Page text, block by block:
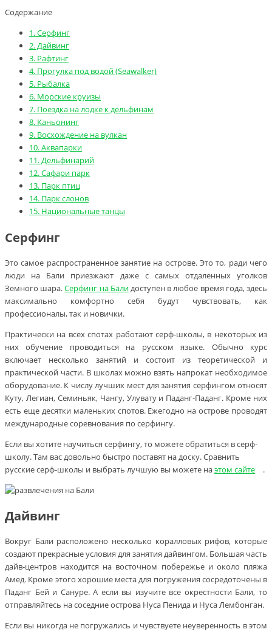
Содержание
1.Серфинг
2.Дайвинг
3. Рафтинг
4. Прогулка под водой (Seawalker)
5. Рыбалка
6. Морские круизы
7. Поездка на лодке к дельфинам
8. Каньонинг
9. Восхождение на вулкан
10.Аквапарки
11.Дельфинарий
12.Сафари парк
13. Парк птиц
14. Парк слонов
15. Национальные танцы
Серфинг
Это самое распространенное занятие на острове. Это то, ради чего
люди на Бали приезжают даже с самых отдаленных уголков
Земного шара.Серфинг на Балидоступен в любое время года, здесь
максимально комфортно себя будут чувствовать, как
профессионалы, так и новички.
Практически на всех спотах работают серф-школы, в некоторых из
них обучение проводиться на русском языке. Обычно курс
включает несколько занятий и состоит из теоретической и
практической части. В школах можно взять напрокат необходимое
оборудование. К числу лучших мест для занятия серфингом относят
Куту, Легиан, Семиньяк, Чангу, Улувату и Паданг-Паданг. Кроме них
есть еще десятки маленьких спотов. Ежегодно на острове проводят
международные соревнования по серфингу.
Если вы хотите научиться серфингу, то можете обратиться в серф-
школу. Там вас довольно быстро поставят на доску. Сравнить
русские серф-школы и выбрать лучшую вы можете наэтом сайте .
Дайвинг
Вокруг Бали расположено несколько коралловых рифов, которые
создают прекрасные условия для занятия дайвингом. Большая часть
дайв-центров находится на восточном побережье и около пляжа
Амед. Кроме этого хорошие места для погружения сосредоточены в
Паданг Бей и Сануре. А если вы изучите все окрестности Бали, то
отправляйтесь на соседние острова Нуса Пенида и Нуса Лембонган.
Если вы никогда не погружались и чувствуете неуверенность в этом